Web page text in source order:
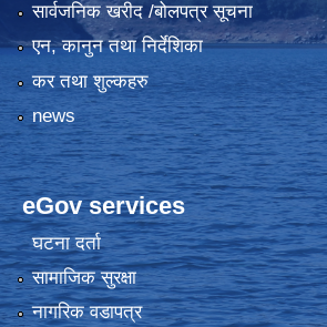
सार्वजनिक खरीद /बोलपत्र सूचना
एन, कानुन तथा निर्देशिका
कर तथा शुल्कहरु
news
eGov services
घटना दर्ता
सामाजिक सुरक्षा
नागरिक वडापत्र